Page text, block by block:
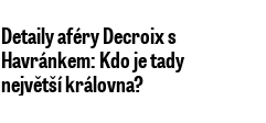
Detaily aféry Decroix s
Havránkem: Kdo je tady
největší královna?